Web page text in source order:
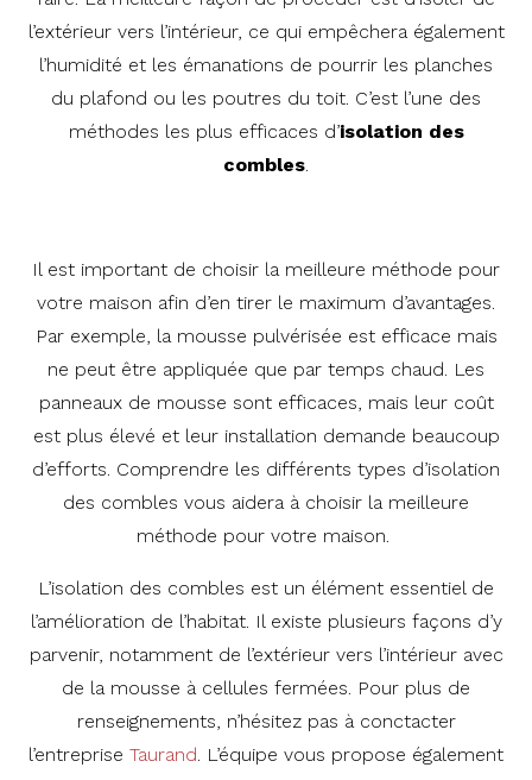
l’extérieur vers l’intérieur, ce qui empêchera également
l’humidité et les émanations de pourrir les planches
du plafond ou les poutres du toit. C’est l’une des
méthodes les plus efficaces d’isolation des
combles.
Il est important de choisir la meilleure méthode pour
votre maison afin d’en tirer le maximum d’avantages.
Par exemple, la mousse pulvérisée est efficace mais
ne peut être appliquée que par temps chaud. Les
panneaux de mousse sont efficaces, mais leur coût
est plus élevé et leur installation demande beaucoup
d’efforts. Comprendre les différents types d’isolation
des combles vous aidera à choisir la meilleure
méthode pour votre maison.
L’isolation des combles est un élément essentiel de
l’amélioration de l’habitat. Il existe plusieurs façons d’y
parvenir, notamment de l’extérieur vers l’intérieur avec
de la mousse à cellules fermées. Pour plus de
renseignements, n’hésitez pas à conctacter
l’entreprise Taurand. L’équipe vous propose également